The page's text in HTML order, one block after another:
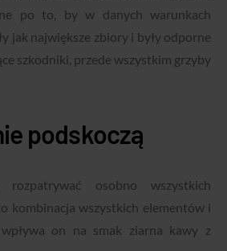
po to, by w danych warunkach
jak największe zbiory i były odporne
szkodniki, przede wszystkim grzyby
podskoczą
osobno wszystkich
kombinacja wszystkich elementów i
on na smak ziarna kawy z